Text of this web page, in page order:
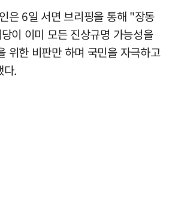
은 6일 서면 브리핑을 통해 "장동
이 이미 모든 진상규명 가능성을
위한 비판만 하며 국민을 자극하고
다.